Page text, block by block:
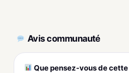
Avis communauté
Que pensez-vous de